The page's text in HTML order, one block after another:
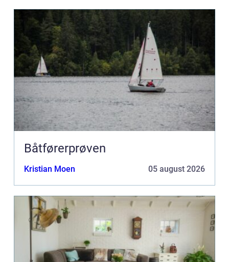
Båtførerprøven
Kristian Moen 05 august 2026